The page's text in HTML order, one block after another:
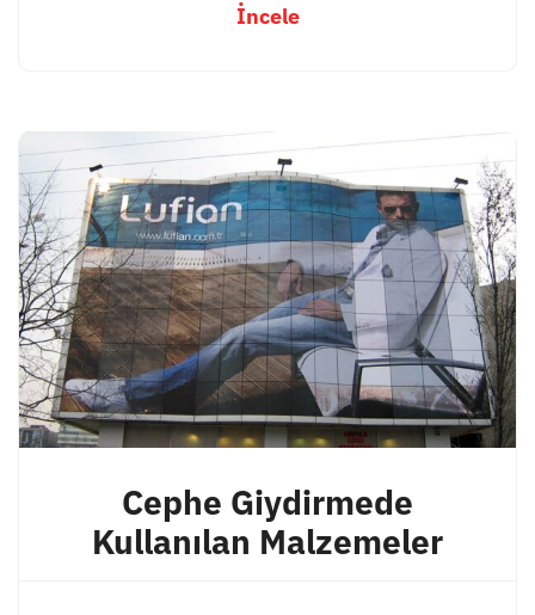
İncele
Cephe Giydirmede
Kullanılan Malzemeler